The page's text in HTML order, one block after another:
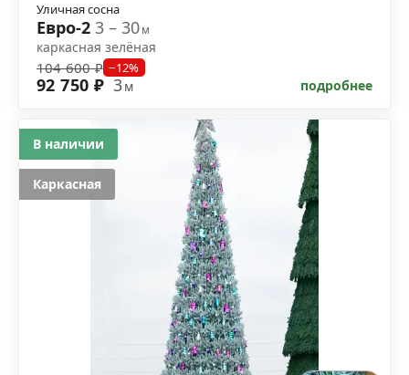
Уличная сосна
Евро-2 3 – 30м
каркасная зелёная
104 600 ₽ −12%
92 750 ₽ 3м подробнее
В наличии
Каркасная